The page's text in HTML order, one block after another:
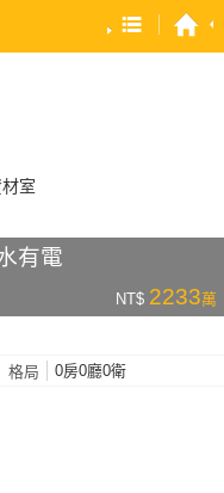
降幅 高 → 低
土地坪數 大 → 小
有電
NT$ 2233萬
格局 0房0廳0衛